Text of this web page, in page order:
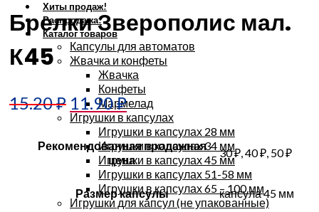
Хиты продаж!
Распродажа!
Каталог товаров
Капсулы для автоматов
Жвачка и конфеты
Жвачка
Конфеты
Мармелад
Игрушки в капсулах
Игрушки в капсулах 28 мм
Игрушки в капсулах 34 мм
Игрушки в капсулах 45 мм
Игрушки в капсулах 51-58 мм
Игрушки в капсулах 65 – 100 мм
Игрушки для капсул (не упакованные)
Брелки Зверополис мал.
К45
15.20₽ 11.90₽
Рекомендованная продажная
цена
30 ₽, 40 ₽, 50 ₽
Размер капсулы капсула 45 мм